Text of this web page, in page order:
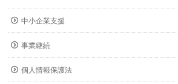
中小企業支援
事業継続
個人情報保護法